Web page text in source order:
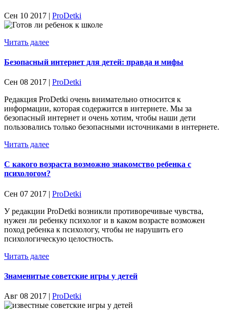
Сен 10 2017 | ProDetki
Читать далее
Безопасный интернет для детей: правда и мифы
Сен 08 2017 | ProDetki
Редакция ProDetki очень внимательно относится к
информации, которая содержится в интернете. Мы за
безопасный интернет и очень хотим, чтобы наши дети
пользовались только безопасными источниками в интернете.
Читать далее
С какого возраста возможно знакомство ребенка с
психологом?
Сен 07 2017 | ProDetki
У редакции ProDetki возникли противоречивые чувства,
нужен ли ребенку психолог и в каком возрасте возможен
поход ребенка к психологу, чтобы не нарушить его
психологическую целостность.
Читать далее
Знаменитые советские игры у детей
Авг 08 2017 | ProDetki